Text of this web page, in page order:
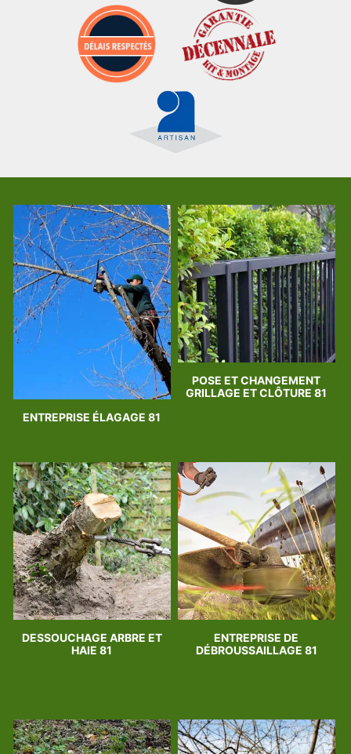
ENTREPRISE ÉLAGAGE 81
POSE ET CHANGEMENT
GRILLAGE ET CLÔTURE 81
DESSOUCHAGE ARBRE ET
HAIE 81
ENTREPRISE DE
DÉBROUSSAILLAGE 81